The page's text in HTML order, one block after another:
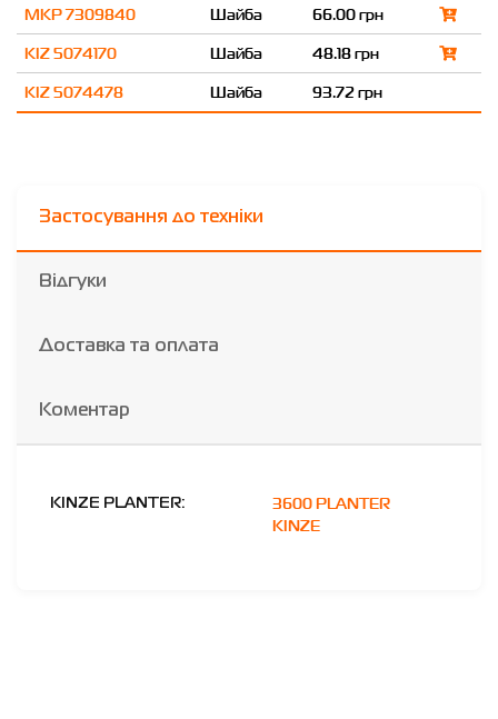
MKP 7309840
Шайба
66.00 грн
KIZ 5074170
Шайба
48.18 грн
KIZ 5074478
Шайба 93.72 грн
Застосування до техніки
Відгуки
Доставка та оплата
Коментар
KINZE PLANTER:
3600 PLANTER
KINZE